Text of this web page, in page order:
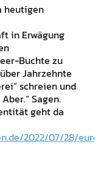
heutigen
in Erwägung
Buchte zu
Jahrzehnte
schreien und
Sagen.
geht da
2022/07/28/